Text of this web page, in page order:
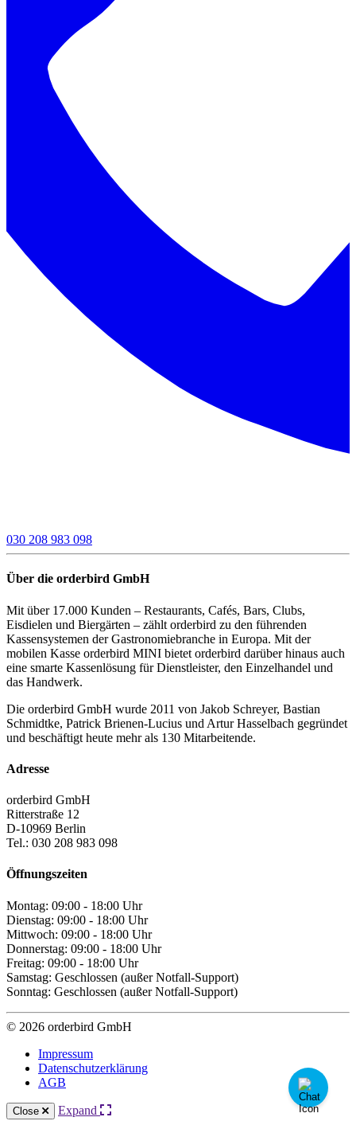
030 208 983 098
Über die orderbird GmbH
Mit über 17.000 Kunden – Restaurants, Cafés, Bars, Clubs,
Eisdielen und Biergärten – zählt orderbird zu den führenden
Kassensystemen der Gastronomiebranche in Europa. Mit der
mobilen Kasse orderbird MINI bietet orderbird darüber hinaus auch
eine smarte Kassenlösung für Dienstleister, den Einzelhandel und
das Handwerk.
Die orderbird GmbH wurde 2011 von Jakob Schreyer, Bastian
Schmidtke, Patrick Brienen-Lucius und Artur Hasselbach gegründet
und beschäftigt heute mehr als 130 Mitarbeitende.
Adresse
orderbird GmbH
Ritterstraße 12
D-10969 Berlin
Tel.: 030 208 983 098
Öffnungszeiten
Montag: 09:00 - 18:00 Uhr
Dienstag: 09:00 - 18:00 Uhr
Mittwoch: 09:00 - 18:00 Uhr
Donnerstag: 09:00 - 18:00 Uhr
Freitag: 09:00 - 18:00 Uhr
Samstag: Geschlossen (außer Notfall-Support)
Sonntag: Geschlossen (außer Notfall-Support)
© 2026 orderbird GmbH
Impressum
Datenschutzerklärung
AGB
Close Expand